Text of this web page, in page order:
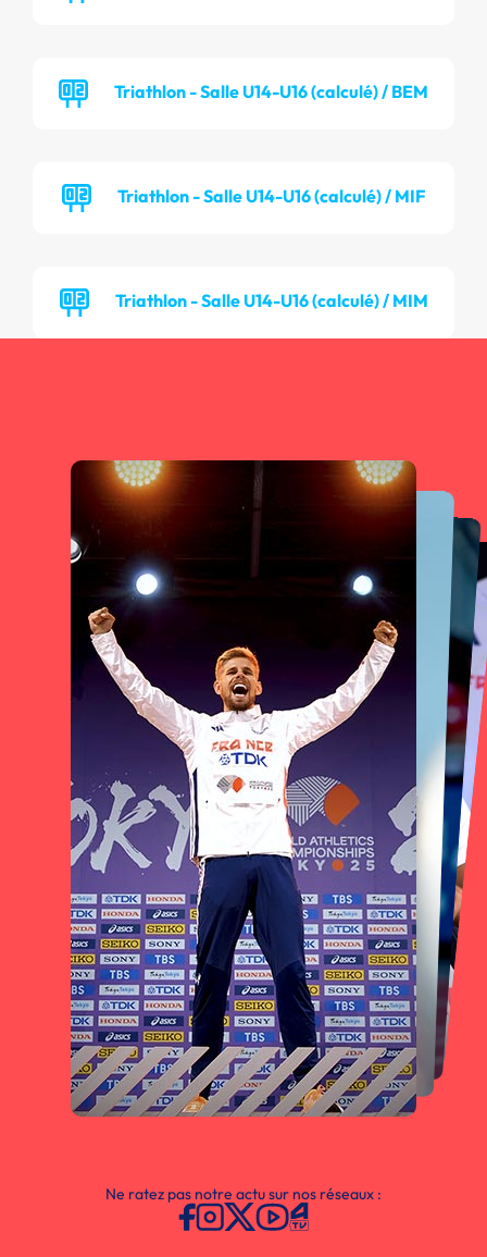
Triathlon - Salle U14-U16 (calculé) / BEM
Triathlon - Salle U14-U16 (calculé) / MIF
Triathlon - Salle U14-U16 (calculé) / MIM
Ne ratez pas notre actu sur nos réseaux :